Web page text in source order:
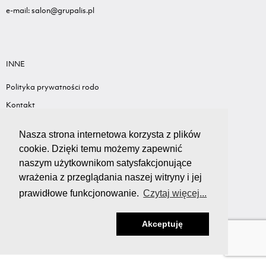
Nasza strona internetowa korzysta z plików
cookie. Dzięki temu możemy zapewnić
naszym użytkownikom satysfakcjonujące
wrażenia z przeglądania naszej witryny i jej
prawidłowe funkcjonowanie. Czytaj więcej...
Akceptuję
e-mail: salon@grupalis.pl
INNE
Polityka prywatności rodo
Kontakt
Standardy ochrony małoletnich
Wyceń swój samochód